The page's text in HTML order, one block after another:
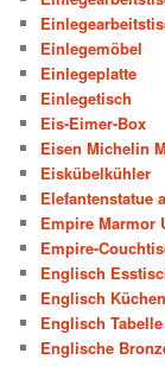
Einlegemöbel
Einlegeplatte
Einlegetisch
Eis-Eimer-Box
Eisen Michelin
Eiskübelkühler
Elefantenstatue
Empire Marmor
Empire-
Englisch
Englisch
Englisch Tabelle
Englische